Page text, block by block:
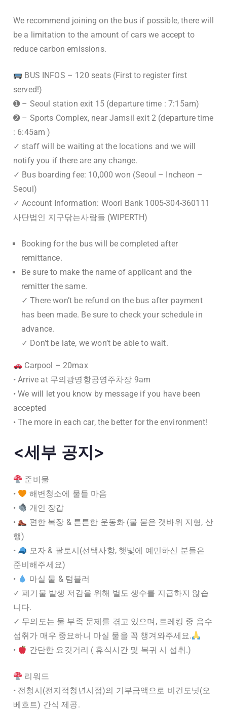
We recommend joining on the bus if possible, there will
be a limitation to the amount of cars we accept to
reduce carbon emissions.
BUS INFOS – 120 seats (First to register first
served!)
➊ – Seoul station exit 15 (departure time : 7:15am)
➋ – Sports Complex, near Jamsil exit 2 (departure time
: 6:45am )
✓ staff will be waiting at the locations and we will
notify you if there are any change.
✓ Bus boarding fee: 10,000 won (Seoul – Incheon –
Seoul)
✓ Account Information: Woori Bank 1005-304-360111
사단법인 지구닦는사람들 (WIPERTH)
Booking for the bus will be completed after
remittance.
Be sure to make the name of applicant and the
remitter the same.
✓ There won’t be refund on the bus after payment
has been made. Be sure to check your schedule in
advance.
✓ Don’t be late, we won’t be able to wait.
Carpool – 20max
• Arrive at 무의광명항공영주차장 9am
• We will let you know by message if you have been
accepted
• The more in each car, the better for the environment!
<세부 공지>
준비물
•
해변청소에 물들 마음
•
개인 장갑
•
편한 복장 & 튼튼한 운동화 (물 묻은 갯바위 지형, 산
행)
•
모자 & 팔토시(선택사항, 햇빛에 예민하신 분들은
준비해주세요)
•
마실 물 & 텀블러
✓ 폐기물 발생 저감을 위해 별도 생수를 지급하지 않습
니다.
✓ 무의도는 물 부족 문제를 겪고 있으며, 트레킹 중 음수
섭취가 매우 중요하니 마실 물을 꼭 챙겨와주세요.
•
간단한 요깃거리 ( 휴식시간 및 복귀 시 섭취.)
리워드
• 전청시(전지적청년시점)의 기부금액으로 비건도넛(오
베흐트) 간식 제공.